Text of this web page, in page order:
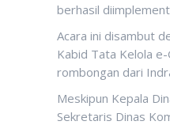
berhasil
Acara ini disambut
Kabid Tata Kelola
rombongan dari
Meskipun Kepala
Sekretaris Dinas